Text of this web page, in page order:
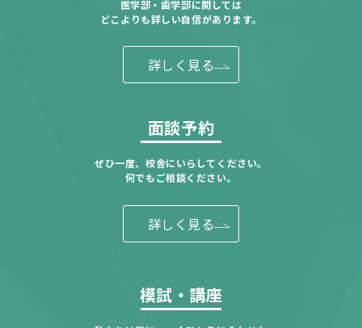
医学部・歯学部に関しては
どこよりも詳しい自信があります。
詳しく見る
面談予約
ぜひ一度、校舎にいらしてください。
何でもご相談ください。
詳しく見る
模試・講座